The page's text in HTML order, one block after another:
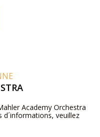
Academy Orchestra
d´informations, veuillez